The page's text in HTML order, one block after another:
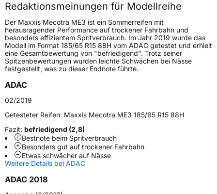
Höchstgeschwindigkeit
190 km/h
Lastindex80
Höchstlast450 kg
Gewicht (in kg)5,89 kg
Generelle Merkmale
Fahrzeugtyp
VerwendungSommerreifen
ModellnameMecotra 3 ME3
FahrzeugartPKW & SUV
Weitere Eigenschaften
Redaktionsmeinungen für Modellreihe
Der Maxxis Mecotra ME3 ist ein Sommerreifen mit
herausragender Performance auf trockener Fahrbahn und
besonders effizientem Spritverbrauch. Im Jahr 2019 wurde das
Modell im Format 185/65 R15 88H vom ADAC getestet und erhielt
eine Gesamtbewertung von "befriedigend". Trotz seiner
Spitzenbewertungen wurden leichte Schwächen bei Nässe
festgestellt, was zu dieser Endnote führte.
ADAC
02/2019
Getesteter Reifen: Maxxis Mecotra ME3 185/65 R15 88H
Fazit: befriedigend (2,8)
Bestnote beim Spritverbrauch
Besonders gut auf trockener Fahrbahn
Etwas schwächer auf Nässe
Weitere Details bei ADAC
ADAC 2018